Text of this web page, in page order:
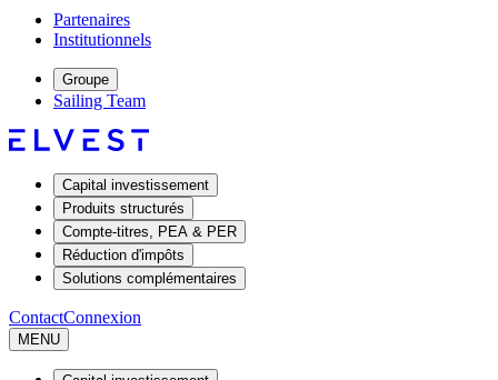
Partenaires
Institutionnels
Groupe
Sailing Team
Capital investissement
Produits structurés
Compte-titres, PEA & PER
Réduction d'impôts
Solutions complémentaires
ContactConnexion
MENU